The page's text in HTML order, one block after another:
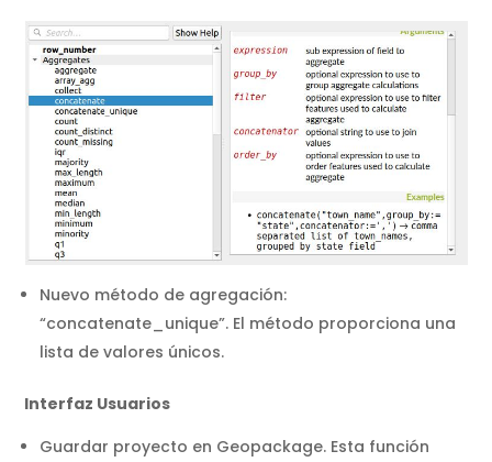
Nuevo método de agregación:
“concatenate_unique”. El método proporciona una
lista de valores únicos.
Interfaz Usuarios
Guardar proyecto en Geopackage. Esta función